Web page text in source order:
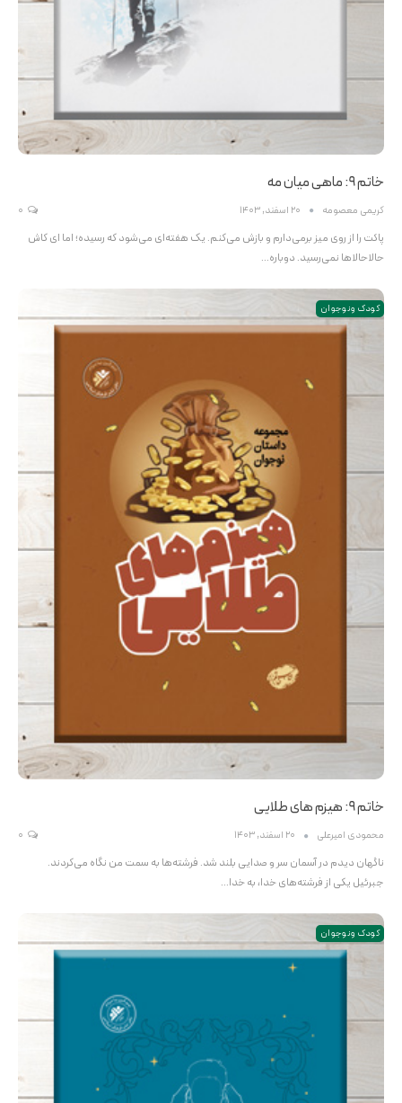
خاتم ۹: ماهی میان مه
کریمی معصومه 20 اسفند, 1403
پاکت را از روی میز برمی‌دارم و بازش می‌کنم. یک هفته‌ای می‌شود که رسیده؛ اما ای کاش
حالا‌حالاها نمی‌رسید. دوباره…
کودک و نوجوان
خاتم ۹: هیزم های طلایی
محمودی امیرعلی 20 اسفند, 1403
ناگهان دیدم در آسمان سر و صدایی بلند شد. فرشته‌ها به سمت من نگاه می‌کردند.
جبرئیل یکی از فرشته‌ها‌ی خدا، به خدا…
کودک و نوجوان